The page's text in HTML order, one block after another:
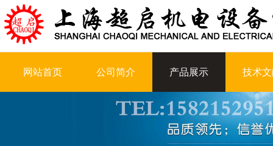
网站首页 公司简介 产品展示 技术